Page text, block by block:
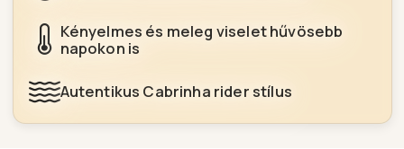
Kényelmes és meleg viselet hűvösebb
napokon is
Autentikus Cabrinha rider stílus